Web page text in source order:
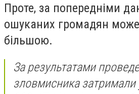
Проте, за попередніми
ошуканих громадян
більшою.
За результатами
зловмисника затримали